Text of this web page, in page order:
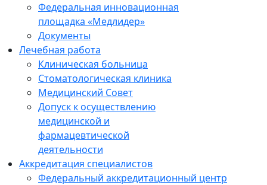
Федеральная инновационная
площадка «Медлидер»
Документы
Лечебная работа
Клиническая больница
Стоматологическая клиника
Медицинский Совет
Допуск к осуществлению
медицинской и
фармацевтической
деятельности
Аккредитация специалистов
Федеральный аккредитационный центр